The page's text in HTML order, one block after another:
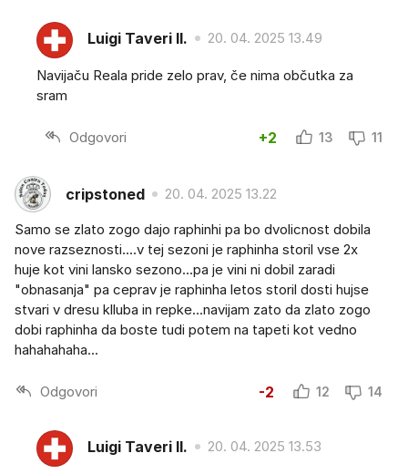
Luigi Taveri II. 20. 04. 2025 13.49
Navijaču Reala pride zelo prav, če nima občutka za
sram
Odgovori +2 13 11
cripstoned 20. 04. 2025 13.22
Samo se zlato zogo dajo raphinhi pa bo dvolicnost dobila
nove razseznosti....v tej sezoni je raphinha storil vse 2x
huje kot vini lansko sezono...pa je vini ni dobil zaradi
"obnasanja" pa ceprav je raphinha letos storil dosti hujse
stvari v dresu klluba in repke...navijam zato da zlato zogo
dobi raphinha da boste tudi potem na tapeti kot vedno
hahahahaha...
Odgovori -2 12 14
Luigi Taveri II. 20. 04. 2025 13.53